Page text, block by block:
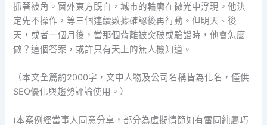
抓著被角。窗外東方既白，城市的輪廓在微光中浮現。他決
定先不操作，等三個連續數據確認後再行動。但明天、後
天，或者一個月後，當那個背離被突破或驗證時，他會怎麼
做？這個答案，或許只有天上的無人機知道。
（本文全篇約2000字，文中人物及公司名稱皆為化名，僅供
SEO優化與趨勢評論使用。）
(本案例經當事人同意分享，部分為虛擬情節如有雷同純屬巧